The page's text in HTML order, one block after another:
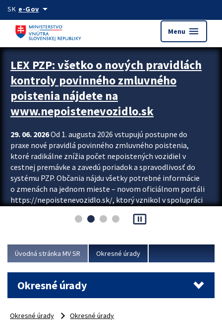
Preskocit na hlavný obsah
SK e-Govarrow_drop_down
Menu menu
Zastavit automatický posun upútavok
LEX PZP: všetko o nových pravidlách
kontroly povinného zmluvného
poistenia nájdete na
www.nepoistenevozidlo.sk
29. 06. 2026Od 1. augusta 2026 vstupujú postupne do
praxe nové pravidlá povinného zmluvného poistenia,
ktoré radikálne znížia počet nepoistených vozidiel v
cestnej premávke a zavedú poriadok a spravodlivosť do
systému PZP. Občania nájdu všetky potrebné informácie
o zmenách na jednom mieste – novom oficiálnom portáli
https://nepoistenevozidlo.sk/, ktorý vznikol v spolupráci
asociácie poisťovní (SLASPO) a Ministerstva vnútra SR.
Viac
pause_presentation
Úvodná stránka MV SR Okresné úrady
Okresné úrady
Okresné úrady
Okresné úrady